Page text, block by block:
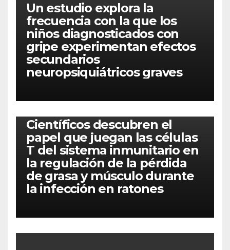
Un estudio explora la
frecuencia con la que los
niños diagnosticados con
gripe experimentan efectos
secundarios
neuropsiquiátricos graves
Científicos descubren el
papel que juegan las células
T del sistema inmunitario en
la regulación de la pérdida
de grasa y músculo durante
la infección en ratones